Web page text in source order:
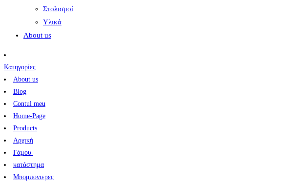
Στολισμοί
Υλικά
About us
Κατηγορίες
About us
Blog
Contul meu
Home-Page
Products
Αρχική
Γάμου
κατάστημα
Μπομπονιερες